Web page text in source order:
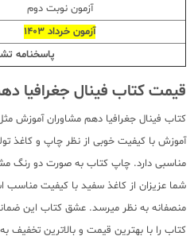
آزمون نوبت دوم
آزمون خرداد 1403
پاسخنامه
قیمت کتاب فینال جغرافیا
کتاب فینال جغرافیا دهم مشاوران آموزش
آموزش با کیفیت خوبی از نظر چاپ و کاغذ
مناسبی دارد. چاپ کتاب به صورت دو رنگ
شما عزیزان از کاغذ سفید با کیفیت مناسب
منصفانه به نظر میرسد. عشق کتاب این
کتاب را با بهترین قیمت و بالاترین تخفیف